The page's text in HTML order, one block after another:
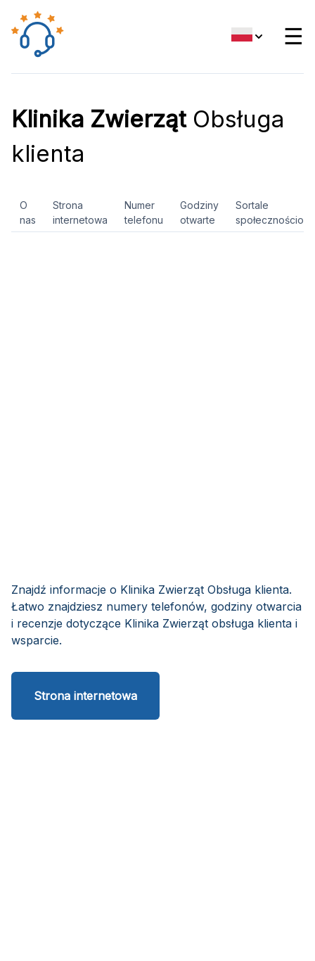
☰
Klinika ZwierzątObsługa
klienta
O
nas
Strona
internetowa
Numer
telefonu
Godziny
otwarte
Sortale
Znajdź informacje o Klinika Zwierząt Obsługa klienta.
Łatwo znajdziesz numery telefonów, godziny otwarcia
i recenzje dotyczące Klinika Zwierząt obsługa klienta i
wsparcie.
Strona internetowa